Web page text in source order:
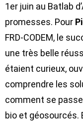
1er juin au Batlab
promesses. Pour
FRD-CODEM, le
une très belle
étaient curieux,
comprendre les
comment se
bio et géosourcés.